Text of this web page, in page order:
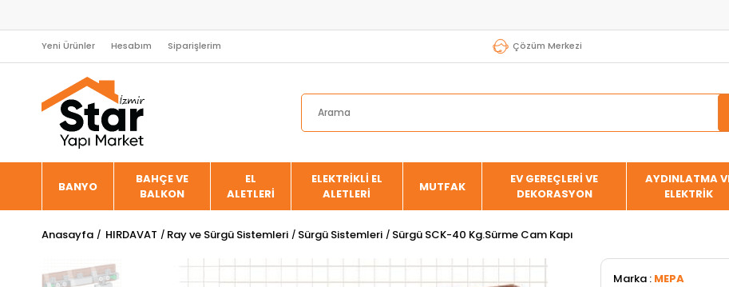
Yeni Ürünler Hesabım Siparişlerim Çözüm Merkezi
BANYO
BAHÇE VE
BALKON
EL
ALETLERİ
ELEKTRİKLİ EL
ALETLERİ
MUTFAK
EV GEREÇLERİ VE
DEKORASYON
AYDINLATMA
ELEKTRİK
Anasayfa HIRDAVAT Ray ve Sürgü Sistemleri Sürgü Sistemleri Sürgü SCK-40 Kg.Sürme Cam Kapı
Marka : MEPA